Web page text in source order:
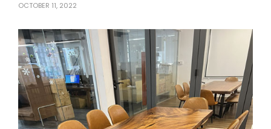
OCTOBER 11, 2022